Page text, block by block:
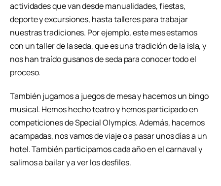
actividades que van desde manualidades, fiestas,
deporte y excursiones, hasta talleres para trabajar
nuestras tradiciones. Por ejemplo, este mes estamos
con un taller de la seda, que es una tradición de la isla, y
nos han traído gusanos de seda para conocer todo el
proceso.
También jugamos a juegos de mesa y hacemos un bingo
musical. Hemos hecho teatro y hemos participado en
competiciones de Special Olympics. Además, hacemos
acampadas, nos vamos de viaje o a pasar unos días a un
hotel. También participamos cada año en el carnaval y
salimos a bailar y a ver los desfiles.